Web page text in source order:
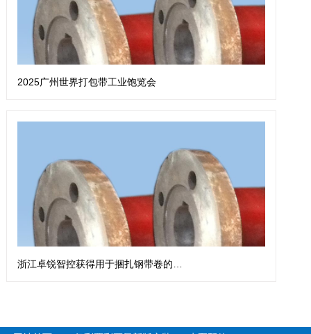
2025广州世界打包带工业饱览会